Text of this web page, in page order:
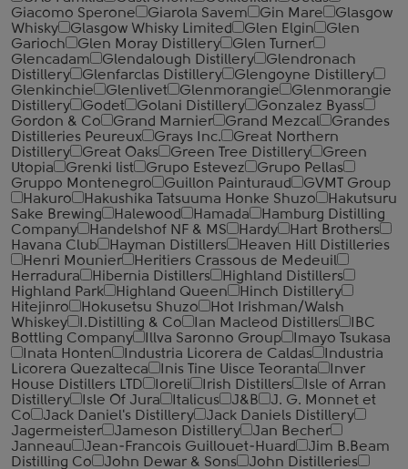
Giacomo Sperone
Giarola Savem Gin Mare
Glasgow
Whisky
Glasgow Whisky Limited Glen Elgin
Glen
Garioch
Glen Moray Distillery
Glen Turner
Glencadam
Glendalough Distillery
Glendronach
Distillery
Glenfarclas Distillery
Glengoyne Distillery
Glenkinchie
Glenlivet Glenmorangie
Glenmorangie
Distillery
Godet Golani Distillery
Gonzalez Byass
Gordon & Co
Grand Marnier Grand Mezcal
Grandes
Distilleries Peureux
Grays Inc.
Great Northern
Distillery
Great Oaks Green Tree Distillery
Green
Utopia
Grenki list Grupo Estevez
Grupo Pellas
Gruppo Montenegro
Guillon Painturaud
GVMT Group
Hakuro
Hakushika Tatsuuma Honke Shuzo
Hakutsuru
Sake Brewing
Halewood Hamada
Hamburg Distilling
Company
Handelshof NF & MS Hardy
Hart Brothers
Havana Club
Hayman Distillers
Heaven Hill Distilleries
Henri Mounier
Heritiers Crassous de Medeuil
Herradura
Hibernia Distillers
Highland Distillers
Highland Park
Highland Queen
Hinch Distillery
Hitejinro
Hokusetsu Shuzo
Hot Irishman/Walsh
Whiskey
I.Distilling & Co Ian Macleod Distillers
IBC
Bottling Company
Illva Saronno Group
Imayo Tsukasa
Inata Honten
Industria Licorera de Caldas
Industria
Licorera Quezalteca
Inis Tine Uisce Teoranta
Inver
House Distillers LTD
Ioreli Irish Distillers
Isle of Arran
Distillery
Isle Of Jura Italicus J&B
J. G. Monnet et
Co
Jack Daniel's Distillery
Jack Daniels Distillery
Jagermeister
Jameson Distillery
Jan Becher
Janneau
Jean-Francois Guillouet-Huard
Jim B.Beam
Distilling Co
John Dewar & Sons
John Distilleries